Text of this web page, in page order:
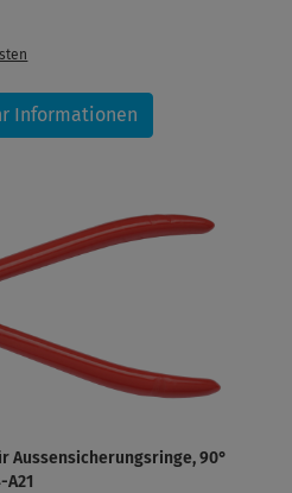
Informationen
Aussensicherungsringe, 90°
A21